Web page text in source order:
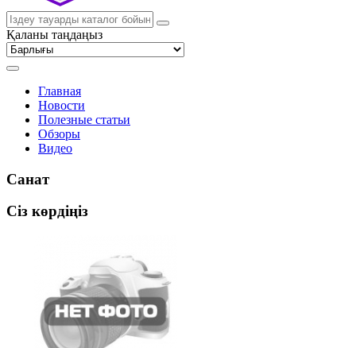
Қаланы таңдаңыз
Главная
Новости
Полезные статьи
Обзоры
Видео
Санат
Сіз көрдіңіз